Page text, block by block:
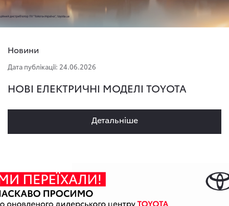
Новини
Дата публікації: 24.06.2026
НОВІ ЕЛЕКТРИЧНІ МОДЕЛІ TOYOTA
Детальнiше